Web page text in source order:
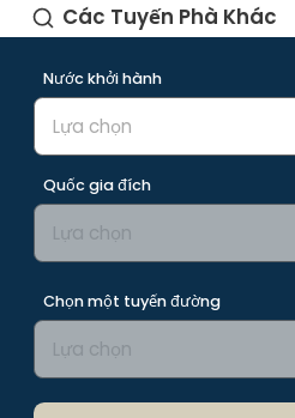
Các Tuyến Phà Khác
Nước khởi hành
Quốc gia đích
Chọn một tuyến đường